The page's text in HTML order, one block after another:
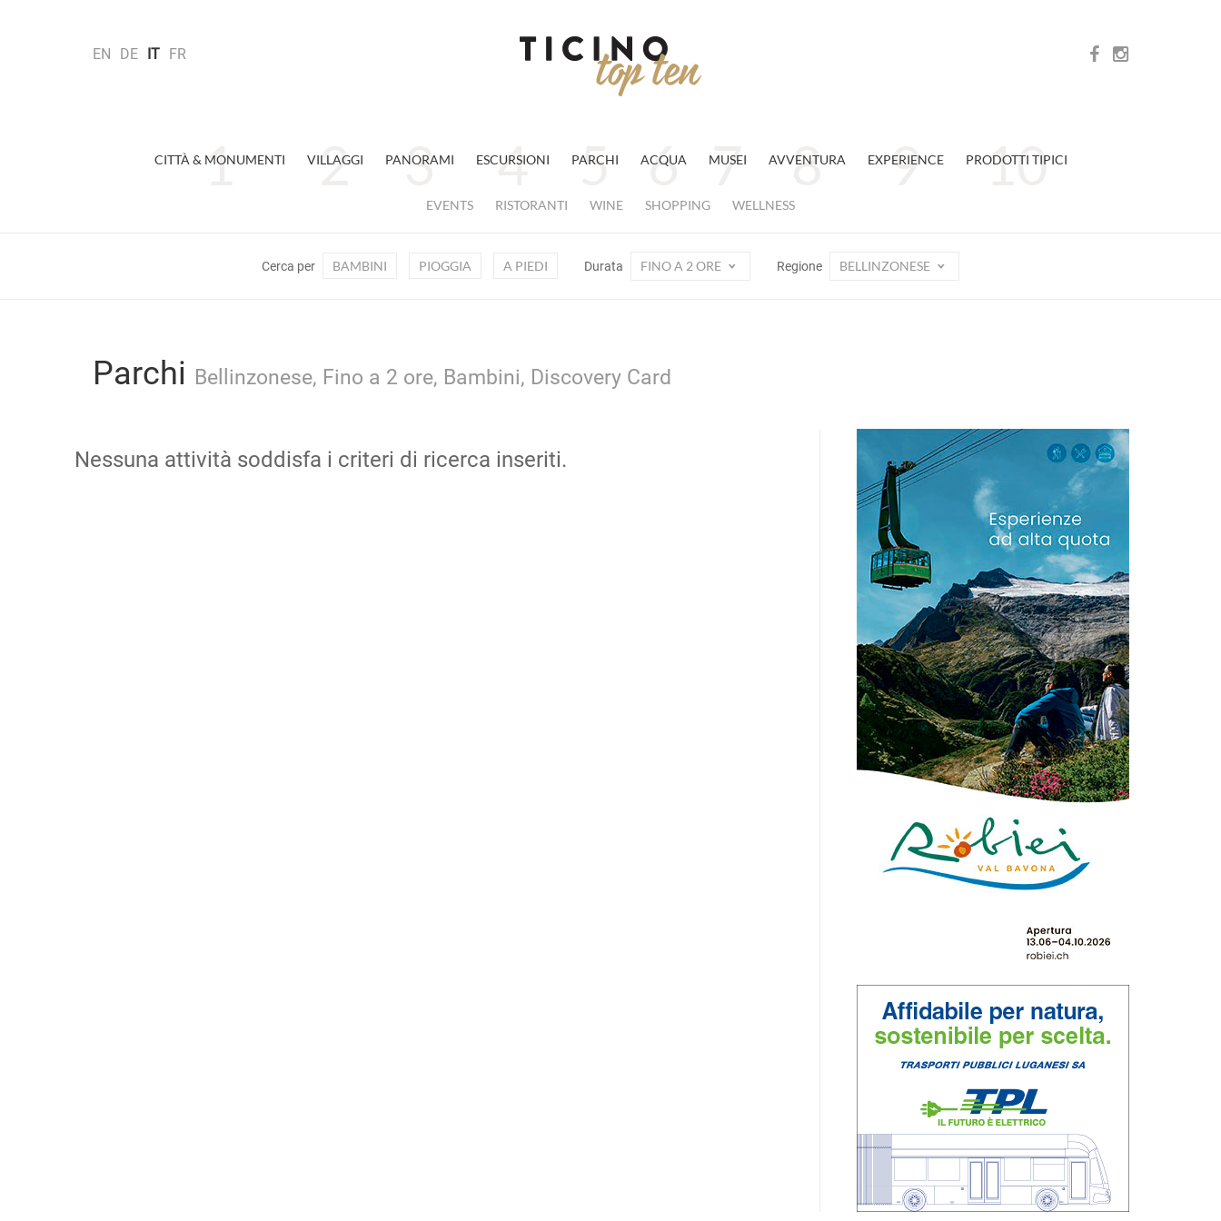
EN DE IT FR
CITTÀ & MONUMENTI VILLAGGI PANORAMI ESCURSIONI PARCHI ACQUA MUSEI AVVENTURA EXPERIENCE PRODOTTI TIPICI
EVENTS RISTORANTI WINE SHOPPING WELLNESS
Cerca per BAMBINI PIOGGIA A PIEDI Durata FINO A 2 ORE Regione BELLINZONESE
Parchi Bellinzonese, Fino a 2 ore, Bambini, Discovery Card
Nessuna attività soddisfa i criteri di ricerca inseriti.